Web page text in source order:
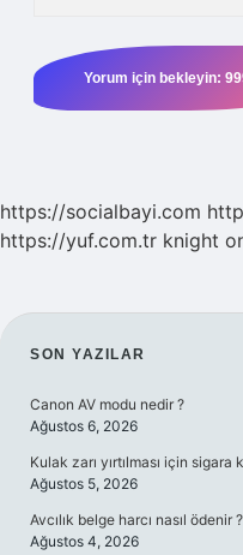
https://socialbayi.com
https://yuf.com.tr knight
SIDEBAR
SON YAZILAR
Canon AV modu nedir ?
Ağustos 6, 2026
Kulak zarı yırtılması için sigara
Ağustos 5, 2026
Avcılık belge harcı nasıl ödenir ?
Ağustos 4, 2026